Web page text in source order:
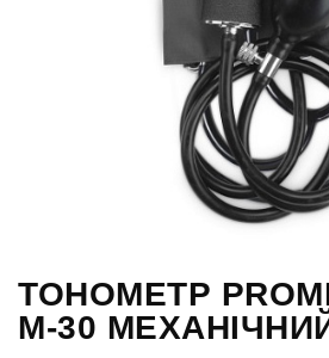
ТОНОМЕТР
М-30